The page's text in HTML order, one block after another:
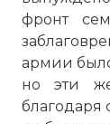
фронт
армии
но эти
благодаря